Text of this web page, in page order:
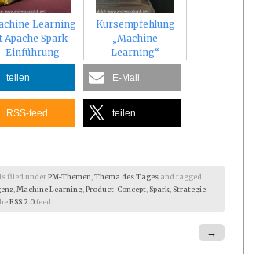
Learning
Apache Spark –
Einführung
Kursempfehlung
„Machine
Learning“
teilen E-Mail
RSS-feed teilen
filed underPM-Themen,Thema des Tages and tagged
,Machine Learning,Product-Concept, Spark, Strategie,
RSS 2.0feed.
→